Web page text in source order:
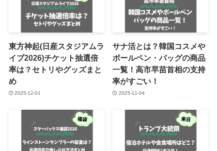
東方神起(日産スタジアムラ
イブ2026)チケット抽選倍
率は？セトリやグッズまと
め
2025-12-01
サナ活とは？韓国コスメや
ボールペン・バッグの商品
一覧！高市早苗首相の支持
率がすごい！
2025-11-04